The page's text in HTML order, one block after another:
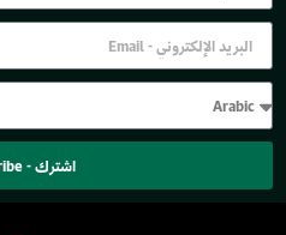
اشترك - subscribe